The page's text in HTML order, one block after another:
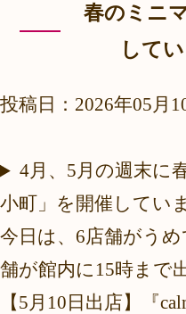
春のミニ
して
投稿日：2026年05月
4月、5月の週末に
小町」を開催してい
今日は、6店舗がう
舗が館内に15時まで
【5月10日出店】『